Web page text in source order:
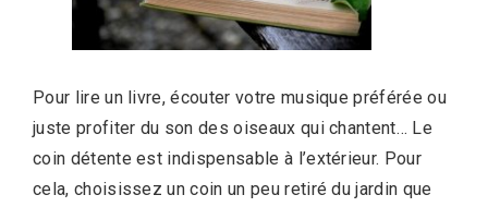
Pour lire un livre, écouter votre musique préférée ou
juste profiter du son des oiseaux qui chantent… Le
coin détente est indispensable à l’extérieur. Pour
cela, choisissez un coin un peu retiré du jardin que